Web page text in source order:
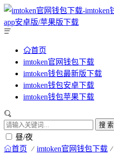
首页
imtoken官网钱包下载
imtoken钱包最新版下载
imtoken钱包安卓下载
imtoken钱包苹果下载
搜 索
昼/夜
首页 imtoken官网钱包下载